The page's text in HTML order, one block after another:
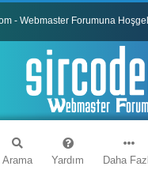
- Webmaster Forumuna
Webmaster Forumu Kuralları
Arama Yardım Daha